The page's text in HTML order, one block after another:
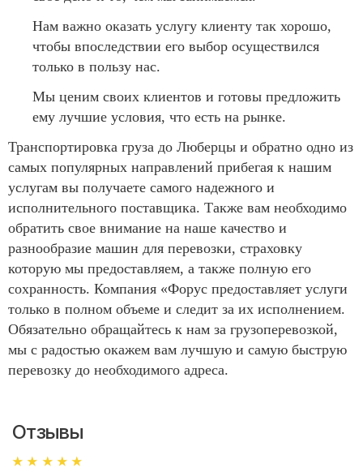
Нам важно оказать услугу клиенту так хорошо,
чтобы впоследствии его выбор осуществился
только в пользу нас.
Мы ценим своих клиентов и готовы предложить
ему лучшие условия, что есть на рынке.
Транспортировка груза до Люберцы и обратно одно из
самых популярных направлений прибегая к нашим
услугам вы получаете самого надежного и
исполнительного поставщика. Также вам необходимо
обратить свое внимание на наше качество и
разнообразие машин для перевозки, страховку
которую мы предоставляем, а также полную его
сохранность. Компания «Форус предоставляет услуги
только в полном объеме и следит за их исполнением.
Обязательно обращайтесь к нам за грузоперевозкой,
мы с радостью окажем вам лучшую и самую быструю
перевозку до необходимого адреса.
Отзывы